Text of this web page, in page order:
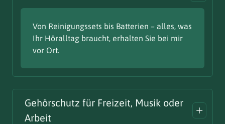
Von Reinigungssets bis Batterien – alles, was
Ihr Höralltag braucht, erhalten Sie bei mir
vor Ort.
Gehörschutz für Freizeit, Musik oder
Arbeit